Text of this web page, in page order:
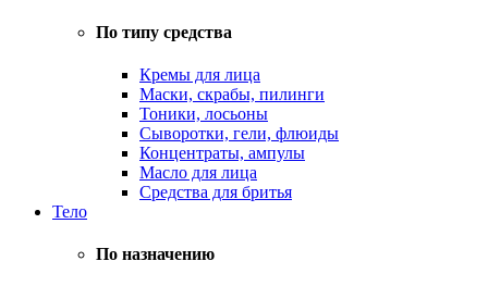
По типу средства
Кремы для лица
Маски, скрабы, пилинги
Тоники, лосьоны
Сыворотки, гели, флюиды
Концентраты, ампулы
Масло для лица
Средства для бритья
Тело
По назначению